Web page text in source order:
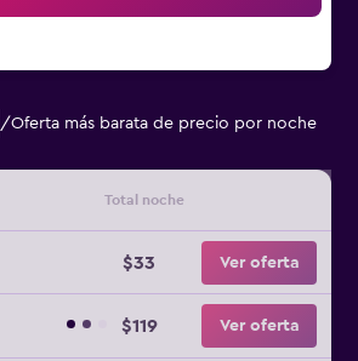
/Oferta más barata de precio por noche
Total noche
$33 Ver oferta
$119 Ver oferta